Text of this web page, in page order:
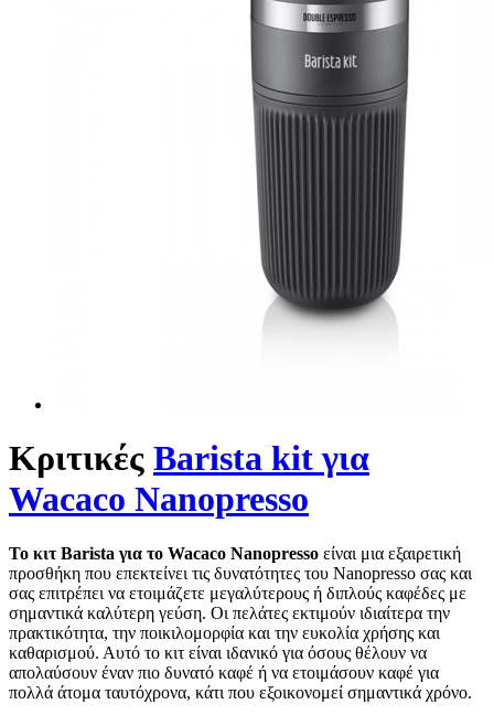
Κριτικές Barista kit για
Wacaco Nanopresso
Το κιτ Barista για το Wacaco Nanopresso είναι μια εξαιρετική
προσθήκη που επεκτείνει τις δυνατότητες του Nanopresso σας και
σας επιτρέπει να ετοιμάζετε μεγαλύτερους ή διπλούς καφέδες με
σημαντικά καλύτερη γεύση. Οι πελάτες εκτιμούν ιδιαίτερα την
πρακτικότητα, την ποικιλομορφία και την ευκολία χρήσης και
καθαρισμού. Αυτό το κιτ είναι ιδανικό για όσους θέλουν να
απολαύσουν έναν πιο δυνατό καφέ ή να ετοιμάσουν καφέ για
πολλά άτομα ταυτόχρονα, κάτι που εξοικονομεί σημαντικά χρόνο.